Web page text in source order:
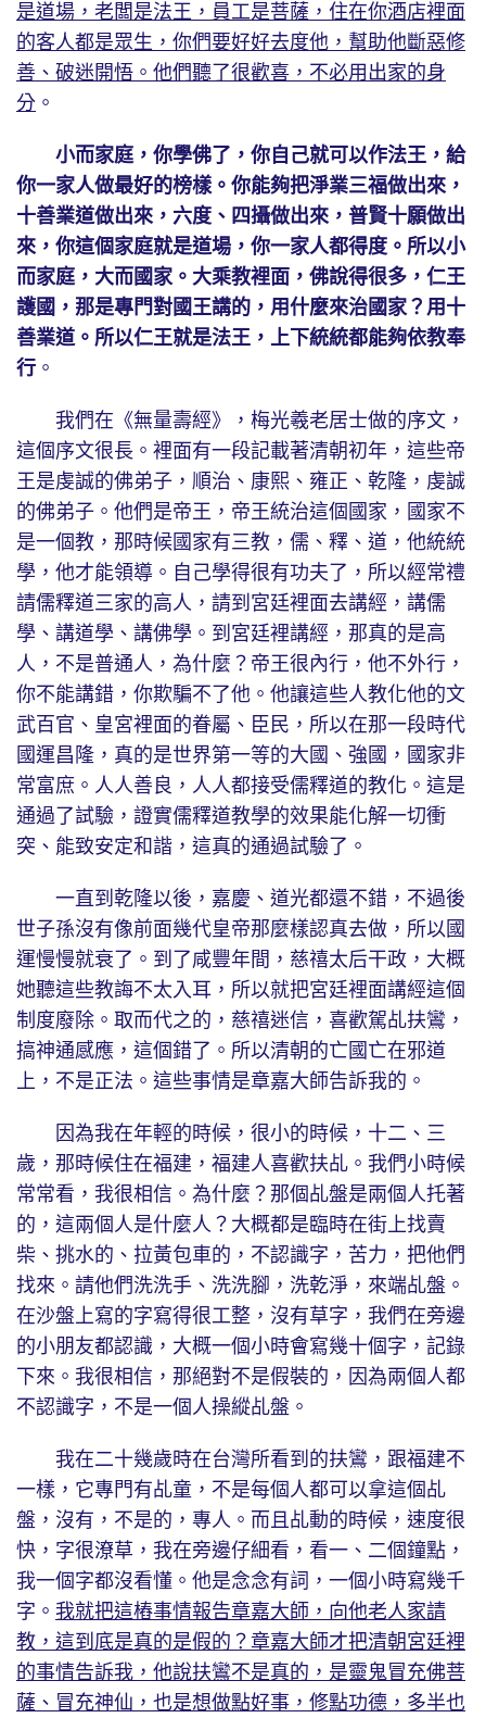
是道場，老闆是法王，員工是菩薩，住在你酒店裡面
的客人都是眾生，你們要好好去度他，幫助他斷惡修
善、破迷開悟。他們聽了很歡喜，不必用出家的身
分 。
小而家庭，你學佛了，你自己就可以作法王，給
你一家人做最好的榜樣。你能夠把淨業三福做出來，
十善業道做出來，六度、四攝做出來，普賢十願做出
來，你這個家庭就是道場，你一家人都得度。所以小
而家庭，大而國家。大乘教裡面，佛說得很多，仁王
護國，那是專門對國王講的，用什麼來治國家？用十
善業道。所以仁王就是法王，上下統統都能夠依教奉
行 。
我們在《無量壽經》，梅光羲老居士做的序文，
這個序文很長。裡面有一段記載著清朝初年，這些帝
王是虔誠的佛弟子，順治、康熙、雍正、乾隆，虔誠
的佛弟子。他們是帝王，帝王統治這個國家，國家不
是一個教，那時候國家有三教，儒、釋、道，他統統
學，他才能領導。自己學得很有功夫了，所以經常禮
請儒釋道三家的高人，請到宮廷裡面去講經，講儒
學、講道學、講佛學。到宮廷裡講經，那真的是高
人，不是普通人，為什麼？帝王很內行，他不外行，
你不能講錯，你欺騙不了他。他讓這些人教化他的文
武百官、皇宮裡面的眷屬、臣民，所以在那一段時代
國運昌隆，真的是世界第一等的大國、強國，國家非
常富庶。人人善良，人人都接受儒釋道的教化。這是
通過了試驗，證實儒釋道教學的效果能化解一切衝
突、能致安定和諧，這真的通過試驗了。
一直到乾隆以後，嘉慶、道光都還不錯，不過後
世子孫沒有像前面幾代皇帝那麼樣認真去做，所以國
運慢慢就衰了。到了咸豐年間，慈禧太后干政，大概
她聽這些教誨不太入耳，所以就把宮廷裡面講經這個
制度廢除。取而代之的，慈禧迷信，喜歡駕乩扶鸞，
搞神通感應，這個錯了。所以清朝的亡國亡在邪道
上，不是正法。這些事情是章嘉大師告訴我的。
因為我在年輕的時候，很小的時候，十二、三
歲，那時候住在福建，福建人喜歡扶乩。我們小時候
常常看，我很相信。為什麼？那個乩盤是兩個人托著
的，這兩個人是什麼人？大概都是臨時在街上找賣
柴、挑水的、拉黃包車的，不認識字，苦力，把他們
找來。請他們洗洗手、洗洗腳，洗乾淨，來端乩盤。
在沙盤上寫的字寫得很工整，沒有草字，我們在旁邊
的小朋友都認識，大概一個小時會寫幾十個字，記錄
下來。我很相信，那絕對不是假裝的，因為兩個人都
不認識字，不是一個人操縱乩盤。
我在二十幾歲時在台灣所看到的扶鸞，跟福建不
一樣，它專門有乩童，不是每個人都可以拿這個乩
盤，沒有，不是的，專人。而且乩動的時候，速度很
快，字很潦草，我在旁邊仔細看，看一、二個鐘點，
我一個字都沒看懂。他是念念有詞，一個小時寫幾千
字。 我就把這樁事情報告章嘉大師，向他老人家請
教，這到底是真的是假的？章嘉大師才把清朝宮廷裡
的事情告訴我，他說扶鸞不是真的，是靈鬼冒充佛菩
薩、冒充神仙，也是想做點好事，修點功德，多半也